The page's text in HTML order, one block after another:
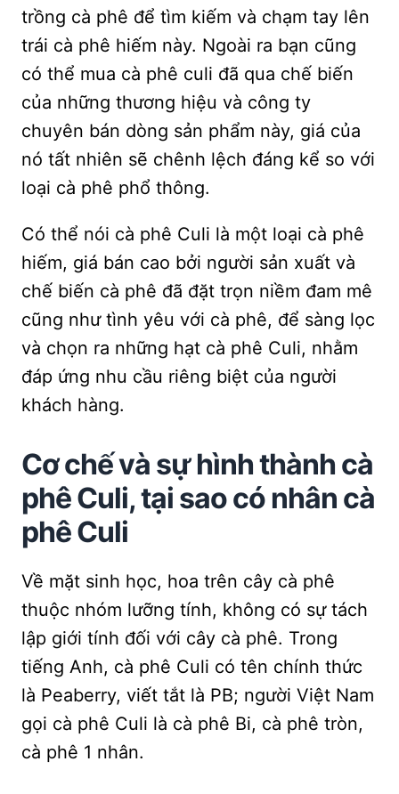
trồng cà phê để tìm kiếm và chạm tay lên
trái cà phê hiếm này. Ngoài ra bạn cũng
có thể mua cà phê culi đã qua chế biến
của những thương hiệu và công ty
chuyên bán dòng sản phẩm này, giá của
nó tất nhiên sẽ chênh lệch đáng kể so với
loại cà phê phổ thông.
Có thể nói cà phê Culi là một loại cà phê
hiếm, giá bán cao bởi người sản xuất và
chế biến cà phê đã đặt trọn niềm đam mê
cũng như tình yêu với cà phê, để sàng lọc
và chọn ra những hạt cà phê Culi, nhằm
đáp ứng nhu cầu riêng biệt của người
khách hàng.
Cơ chế và sự hình thành cà
phê Culi, tại sao có nhân cà
phê Culi
Về mặt sinh học, hoa trên cây cà phê
thuộc nhóm lưỡng tính, không có sự tách
lập giới tính đối với cây cà phê. Trong
tiếng Anh, cà phê Culi có tên chính thức
là Peaberry, viết tắt là PB; người Việt Nam
gọi cà phê Culi là cà phê Bi, cà phê tròn,
cà phê 1 nhân.